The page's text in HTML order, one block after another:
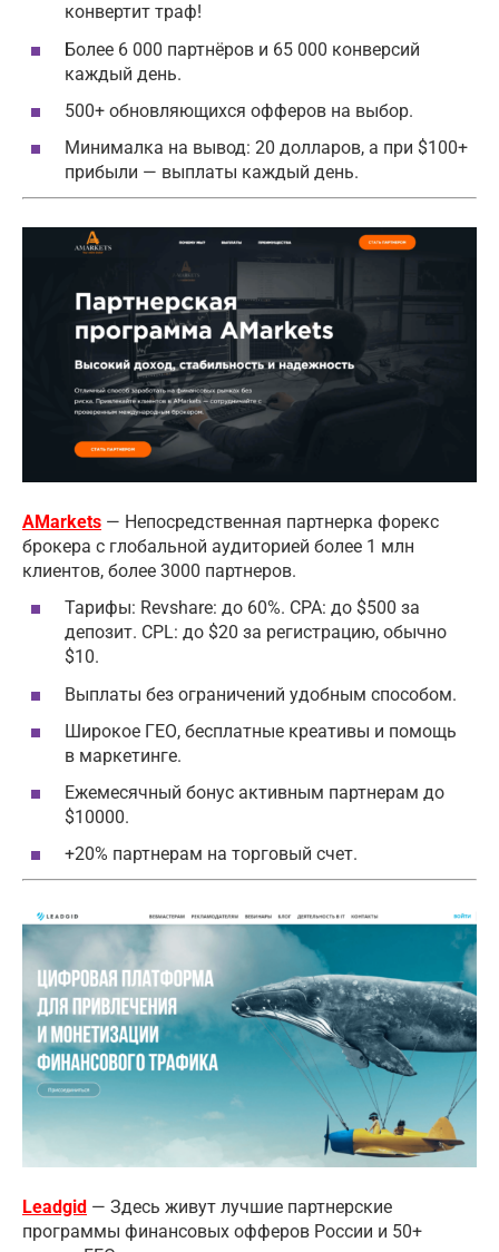
конвертит траф!
Более 6 000 партнёров и 65 000 конверсий
каждый день.
500+ обновляющихся офферов на выбор.
Минималка на вывод: 20 долларов, а при $100+
прибыли — выплаты каждый день.
AMarkets — Непосредственная партнерка форекс
брокера с глобальной аудиторией более 1 млн
клиентов, более 3000 партнеров.
Тарифы: Revshare: до 60%. CPA: до $500 за
депозит. CPL: до $20 за регистрацию, обычно
$10.
Выплаты без ограничений удобным способом.
Широкое ГЕО, бесплатные креативы и помощь
в маркетинге.
Ежемесячный бонус активным партнерам до
$10000.
+20% партнерам на торговый счет.
Leadgid — Здесь живут лучшие партнерские
программы финансовых офферов России и 50+